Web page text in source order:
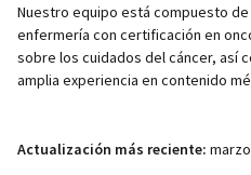
Nuestro equipo está compuesto
enfermería con certificación en
sobre los cuidados del cáncer, así
amplia experiencia en contenido
Actualización más reciente: